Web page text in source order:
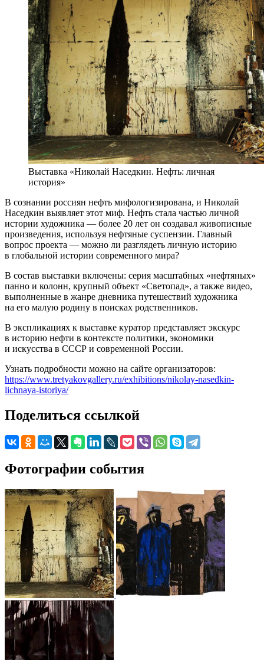
Выставка «Николай Наседкин. Нефть: личная
история»
В сознании россиян нефть мифологизирована, и Николай
Наседкин выявляет этот миф. Нефть стала частью личной
истории художника — более 20 лет он создавал живописные
произведения, используя нефтяные суспензии. Главный
вопрос проекта — можно ли разглядеть личную историю
в глобальной истории современного мира?
В состав выставки включены: серия масштабных «нефтяных»
панно и колонн, крупный объект «Светопад», а также видео,
выполненные в жанре дневника путешествий художника
на его малую родину в поисках родственников.
В экспликациях к выставке куратор представляет экскурс
в историю нефти в контексте политики, экономики
и искусства в СССР и современной России.
Узнать подробности можно на сайте организаторов:
https://www.tretyakovgallery.ru/exhibitions/nikolay-nasedkin-
lichnaya-istoriya/
Поделиться ссылкой
Фотографии события